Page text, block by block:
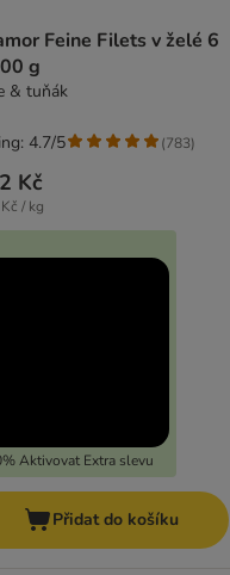
Feine Filets v želé 6
g
& tuňák
Kč
/ kg
Aktivovat Extra slevu
4.7/5 (783)
Přidat do košíku